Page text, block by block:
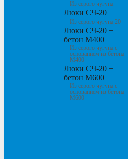
Из серого чугуна
Люки СЧ-20
Из серого чугуна 20
Люки СЧ-20 +
бетон М400
Из серого чугуна с
основанием из бетона
М400
Люки СЧ-20 +
бетон М600
Из серого чугуна с
основанием из бетона
М600